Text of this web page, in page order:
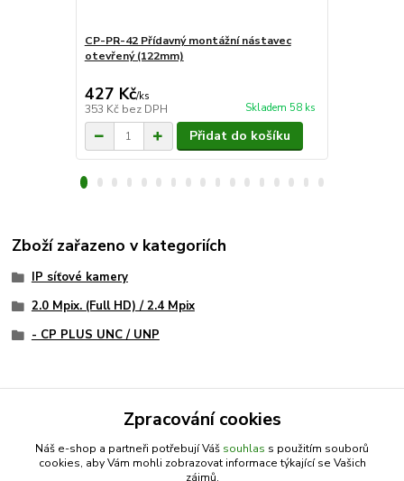
CP-PR-42 Přídavný montážní nástavec
otevřený (122mm)
427 Kč/ks
353 Kč bez DPH Skladem 58 ks
Přidat do košíku
Zboží zařazeno v kategoriích
IP síťové kamery
2.0 Mpix. (Full HD) / 2.4 Mpix
- CP PLUS UNC / UNP
Nepropásněte novinky, akce a
Zpracování cookies
Náš e-shop a partneři potřebují Váš souhlas s použitím souborů
cookies, aby Vám mohli zobrazovat informace týkající se Vašich
zájmů.